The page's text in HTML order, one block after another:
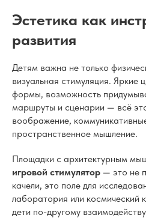
Эстетика как
развития
Детям важна не только
визуальная стимуляция. Яркие
формы, возможность
маршруты и сценарии — всё
воображение,
пространственное мышление.
Площадки с архитектурным
игровой стимулятор — это не
качели, это поле для
лаборатория или космический
дети по-другому